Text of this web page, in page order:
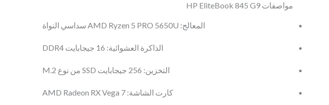
مواصفات HP EliteBook 845 G9
المعالج: AMD Ryzen 5 PRO 5650U سداسي النواة
الذاكرة العشوائية: 16 جيجابايت DDR4
التخزين: 256 جيجابايت SSD من نوع M.2
كارت الشاشة: AMD Radeon RX Vega 7
/Graphic